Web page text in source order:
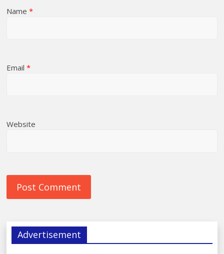
Name*
Email*
Website
Advertisement